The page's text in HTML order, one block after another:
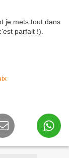
je mets tout dans
parfait !).